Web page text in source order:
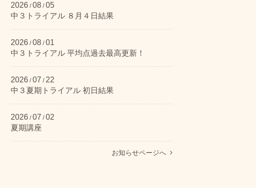
2026 /08 /05
中３トライアル ８月４日結果
2026 /08 /01
中３トライアル 平均点過去最高更新！
2026 /07 / 22
中３夏期トライアル 初日結果
2026 /07 /02
夏期講座
お知らせページへ